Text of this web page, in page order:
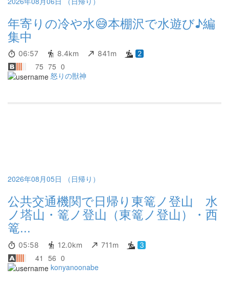
年寄りの冷や水😅本棚沢で水遊び♪編
集中
06:57 8.4km 841m 2
75 75 0
怒りの獣神
2026年08月05日 （日帰り）
公共交通機関で日帰り東篭ノ登山 水
ノ塔山・篭ノ登山（東篭ノ登山）・西
篭...
05:58 12.0km 711m 3
41 56 0
konyanoonabe